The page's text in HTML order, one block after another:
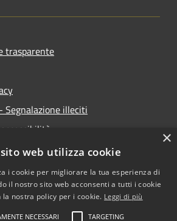
trasparente
illeciti
Copyright © 2026 • Comune di
×
web utilizza cookie
i cookie per migliorare la tua esperienza di
il nostro sito web acconsenti a tutti i cookie
nostra policy per i cookie. Leggi di più
NECESSARI TARGETING